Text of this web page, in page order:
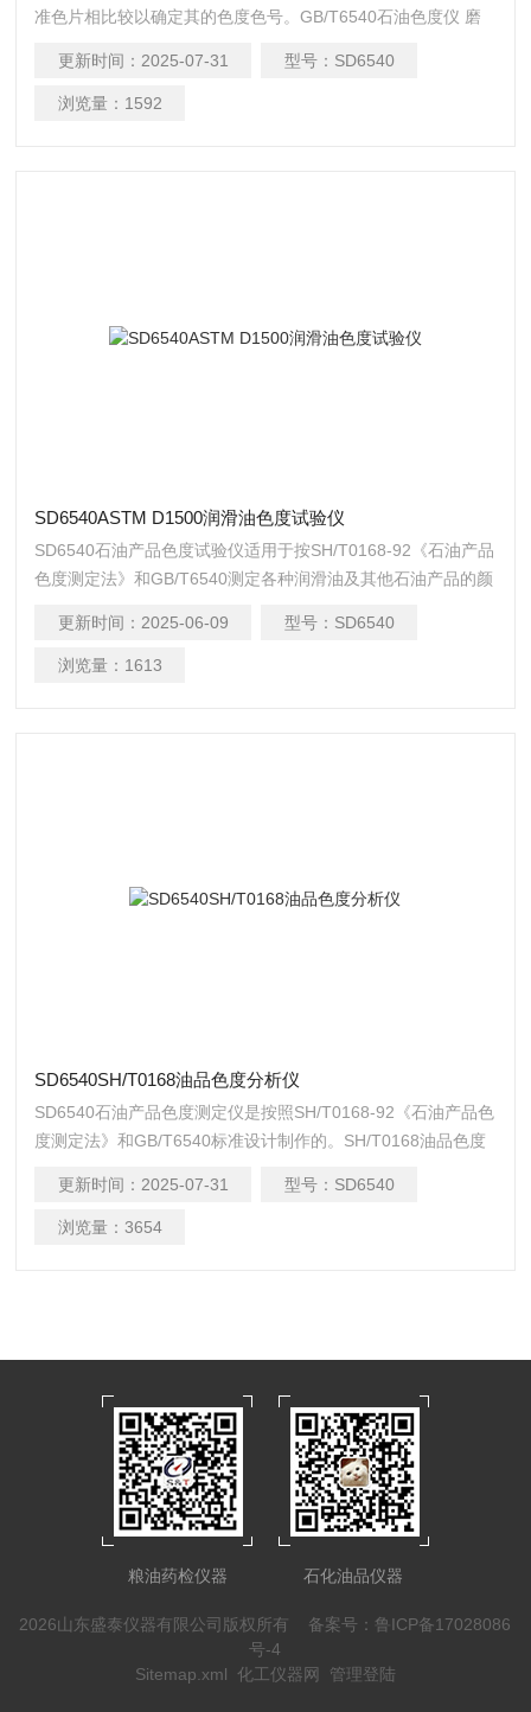
准色片相比较以确定其的色度色号。GB/T6540石油色度仪 磨
更新时间： 2025-07-31 型号： SD6540
浏览量： 1592
SD6540ASTM D1500润滑油色度试验仪
SD6540石油产品色度试验仪适用于按SH/T0168-92《石油产品
色度测定法》和GB/T6540测定各种润滑油及其他石油产品的颜
更新时间： 2025-06-09 型号： SD6540
浏览量： 1613
SD6540SH/T0168油品色度分析仪
SD6540石油产品色度测定仪是按照SH/T0168-92《石油产品色
度测定法》和GB/T6540标准设计制作的。SH/T0168油品色度
更新时间： 2025-07-31 型号： SD6540
浏览量： 3654
粮油药检仪器 石化油品仪器
2026山东盛泰仪器有限公司版权所有 备案号：鲁ICP备17028086
号-4
Sitemap.xml 化工仪器网 管理登陆